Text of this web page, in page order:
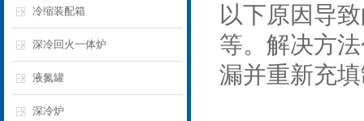
冷缩装配箱
深冷回火一体炉
液氮罐
深冷炉
以下原因导
等。解决方
漏并重新充